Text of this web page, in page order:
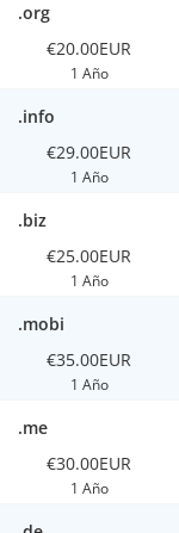
.org
€20.00EUR
1 Año
.info
€29.00EUR
1 Año
.biz
€25.00EUR
1 Año
.mobi
€35.00EUR
1 Año
.me
€30.00EUR
1 Año